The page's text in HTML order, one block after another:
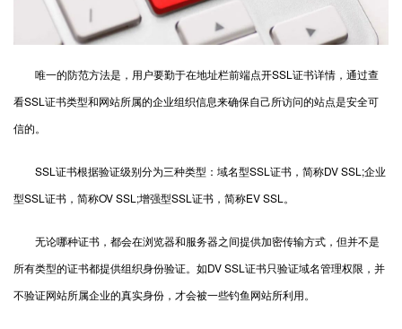
唯一的防范方法是，用户要勤于在地址栏前端点开SSL证书详情，通过查
看SSL证书类型和网站所属的企业组织信息来确保自己所访问的站点是安全可
信的。
SSL证书根据验证级别分为三种类型：域名型SSL证书，简称DV SSL;企业
型SSL证书，简称OV SSL;增强型SSL证书，简称EV SSL。
无论哪种证书，都会在浏览器和服务器之间提供加密传输方式，但并不是
所有类型的证书都提供组织身份验证。如DV SSL证书只验证域名管理权限，并
不验证网站所属企业的真实身份，才会被一些钓鱼网站所利用。